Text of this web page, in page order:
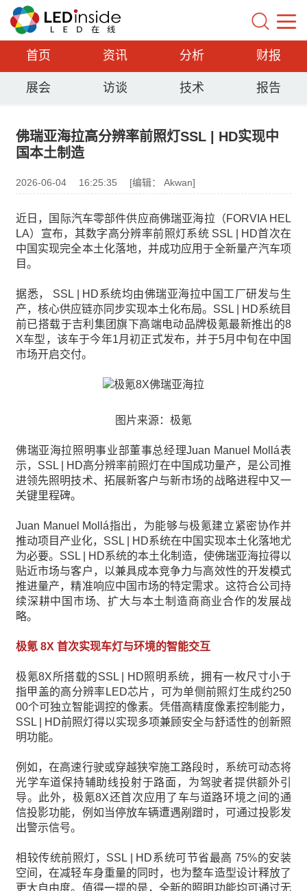
首页 资讯 分析 财报
展会 访谈 技术 报告
佛瑞亚海拉高分辨率前照灯SSL | HD实现中
国本土制造
2026-06-04 16:25:35 [编辑： Akwan]
近日，国际汽车零部件供应商佛瑞亚海拉（FORVIA HEL
LA）宣布，其数字高分辨率前照灯系统 SSL | HD首次在
中国实现完全本土化落地，并成功应用于全新量产汽车项
目。
据悉， SSL | HD系统均由佛瑞亚海拉中国工厂研发与生
产，核心供应链亦同步实现本土化布局。SSL | HD系统目
前已搭载于吉利集团旗下高端电动品牌极氪最新推出的8
X车型，该车于今年1月初正式发布，并于5月中旬在中国
市场开启交付。
图片来源：极氪
佛瑞亚海拉照明事业部董事总经理Juan Manuel Mollá表
示，SSL | HD高分辨率前照灯在中国成功量产，是公司推
进领先照明技术、拓展新客户与新市场的战略进程中又一
关键里程碑。
Juan Manuel Mollá指出，为能够与极氪建立紧密协作并
推动项目产业化，SSL | HD系统在中国实现本土化落地尤
为必要。SSL | HD系统的本土化制造，使佛瑞亚海拉得以
贴近市场与客户，以兼具成本竞争力与高效性的开发模式
推进量产，精准响应中国市场的特定需求。这符合公司持
续深耕中国市场、扩大与本土制造商商业合作的发展战
略。
极氪 8X 首次实现车灯与环境的智能交互
极氪8X所搭载的SSL | HD照明系统，拥有一枚尺寸小于
指甲盖的高分辨率LED芯片，可为单侧前照灯生成约250
00个可独立智能调控的像素。凭借高精度像素控制能力，
SSL | HD前照灯得以实现多项兼顾安全与舒适性的创新照
明功能。
例如，在高速行驶或穿越狭窄施工路段时，系统可动态将
光学车道保持辅助线投射于路面，为驾驶者提供额外引
导。此外，极氪8X还首次应用了车与道路环境之间的通
信投影功能，例如当停放车辆遭遇剐蹭时，可通过投影发
出警示信号。
相较传统前照灯，SSL | HD系统可节省最高 75%的安装
空间，在减轻车身重量的同时，也为整车造型设计释放了
更大自由度。值得一提的是，全新的照明功能均可通过无